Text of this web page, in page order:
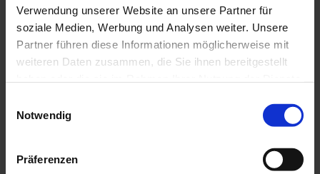
Verwendung unserer Website an unsere Partner für
soziale Medien, Werbung und Analysen weiter. Unsere
Partner führen diese Informationen möglicherweise mit
weiteren Daten zusammen, die Sie ihnen bereitgestellt
Notwendig
Präferenzen
Dealerdesk
Mit * markierte Felder sind Pflichtfelder.
Sie möchten eine Probefahrt vereinbaren? Dann füllen Sie bitte das
Formular aus.
Kontakt